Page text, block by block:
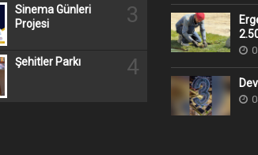
Sinema Günleri
Projesi
3
Şehitler Parkı 4